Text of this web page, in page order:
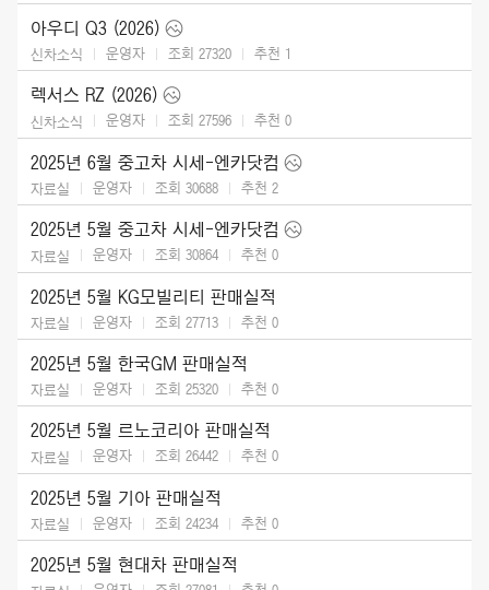
아우디 Q3 (2026)
신차소식 운영자 조회 27320 추천 1
렉서스 RZ (2026)
신차소식 운영자 조회 27596 추천 0
2025년 6월 중고차 시세-엔카닷컴
자료실 운영자 조회 30688 추천 2
2025년 5월 중고차 시세-엔카닷컴
자료실 운영자 조회 30864 추천 0
2025년 5월 KG모빌리티 판매실적
자료실 운영자 조회 27713 추천 0
2025년 5월 한국GM 판매실적
자료실 운영자 조회 25320 추천 0
2025년 5월 르노코리아 판매실적
자료실 운영자 조회 26442 추천 0
2025년 5월 기아 판매실적
자료실 운영자 조회 24234 추천 0
2025년 5월 현대차 판매실적